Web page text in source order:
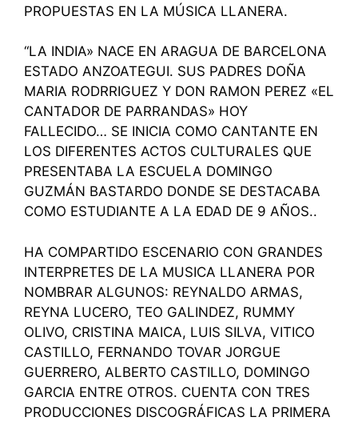
PROPUESTAS EN LA MÚSICA LLANERA.
“LA INDIA» NACE EN ARAGUA DE BARCELONA
ESTADO ANZOATEGUI. SUS PADRES DOÑA
MARIA RODRRIGUEZ Y DON RAMON PEREZ «EL
CANTADOR DE PARRANDAS» HOY
FALLECIDO… SE INICIA COMO CANTANTE EN
LOS DIFERENTES ACTOS CULTURALES QUE
PRESENTABA LA ESCUELA DOMINGO
GUZMÁN BASTARDO DONDE SE DESTACABA
COMO ESTUDIANTE A LA EDAD DE 9 AÑOS..
HA COMPARTIDO ESCENARIO CON GRANDES
INTERPRETES DE LA MUSICA LLANERA POR
NOMBRAR ALGUNOS: REYNALDO ARMAS,
REYNA LUCERO, TEO GALINDEZ, RUMMY
OLIVO, CRISTINA MAICA, LUIS SILVA, VITICO
CASTILLO, FERNANDO TOVAR JORGUE
GUERRERO, ALBERTO CASTILLO, DOMINGO
GARCIA ENTRE OTROS. CUENTA CON TRES
PRODUCCIONES DISCOGRÁFICAS LA PRIMERA